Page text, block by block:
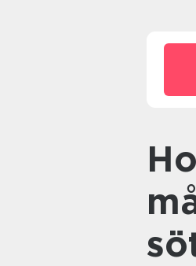
Honung: ett sött och